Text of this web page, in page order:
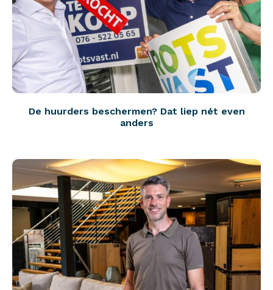
De huurders beschermen? Dat liep nét even
anders